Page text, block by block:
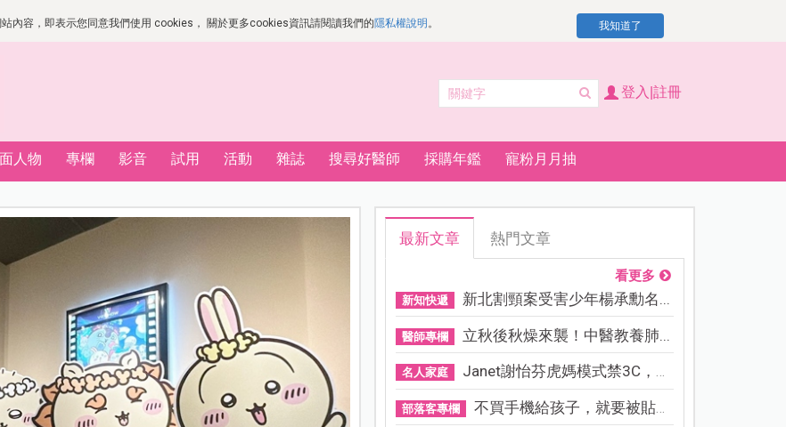
內容，即表示您同意我們使用 cookies， 關於更多cookies資訊請閱讀我們的隱私權說明 。 我知道了
登入|註冊
人物 專欄 影音 試用 活動 雜誌 搜尋好醫師 採購年鑑 寵粉月月抽
最新文章 熱門文章
看更多
新知快遞 新北割頸案受害少年楊承勳名...
醫師專欄 立秋後秋燥來襲！中醫教養肺...
名人家庭 Janet謝怡芬虎媽模式禁3C，看...
部落客專欄 不買手機給孩子，就要被貼「...